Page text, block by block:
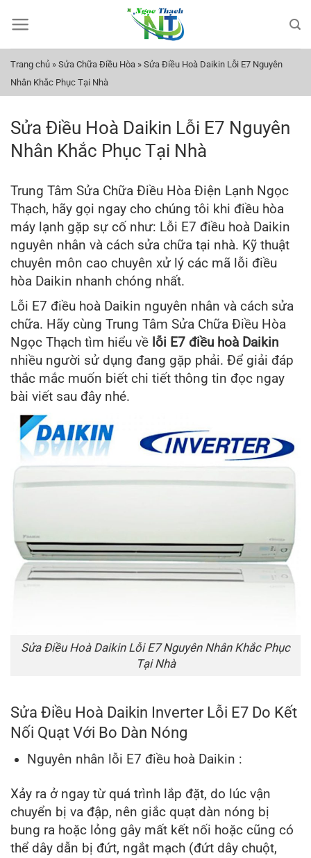
qua
nội
dung
Trang chủ » Sửa Chữa Điều Hòa » Sửa Điều Hoà Daikin Lỗi E7 Nguyên
Nhân Khắc Phục Tại Nhà
Sửa Điều Hoà Daikin Lỗi E7 Nguyên
Nhân Khắc Phục Tại Nhà
Trung Tâm Sửa Chữa Điều Hòa Điện Lạnh Ngọc
Thạch, hãy gọi ngay cho chúng tôi khi điều hòa
máy lạnh gặp sự cố như: Lỗi E7 điều hoà Daikin
nguyên nhân và cách sửa chữa tại nhà. Kỹ thuật
chuyên môn cao chuyên xử lý các mã lỗi điều
hòa Daikin nhanh chóng nhất.
Lỗi E7 điều hoà Daikin nguyên nhân và cách sửa
chữa. Hãy cùng Trung Tâm Sửa Chữa Điều Hòa
Ngọc Thạch tìm hiểu về lỗi E7 điều hoà Daikin
nhiều người sử dụng đang gặp phải. Để giải đáp
thắc mắc muốn biết chi tiết thông tin đọc ngay
bài viết sau đây nhé.
Sửa Điều Hoà Daikin Lỗi E7 Nguyên Nhân Khắc Phục
Tại Nhà
Sửa Điều Hoà Daikin Inverter Lỗi E7 Do Kết
Nối Quạt Với Bo Dàn Nóng
Nguyên nhân lỗi E7 điều hoà Daikin :
Xảy ra ở ngay từ quá trình lắp đặt, do lúc vận
chuyển bị va đập, nên giắc quạt dàn nóng bị
bung ra hoặc lỏng gây mất kết nối hoặc cũng có
thể dây dẫn bị đứt, ngắt mạch (đứt dây chuột,